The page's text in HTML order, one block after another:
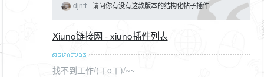
djntt 请问你有没有这款版本的结构化帖子插件
Xiuno链接网 - xiuno插件列表
找不到工作/(ㄒoㄒ)/~~